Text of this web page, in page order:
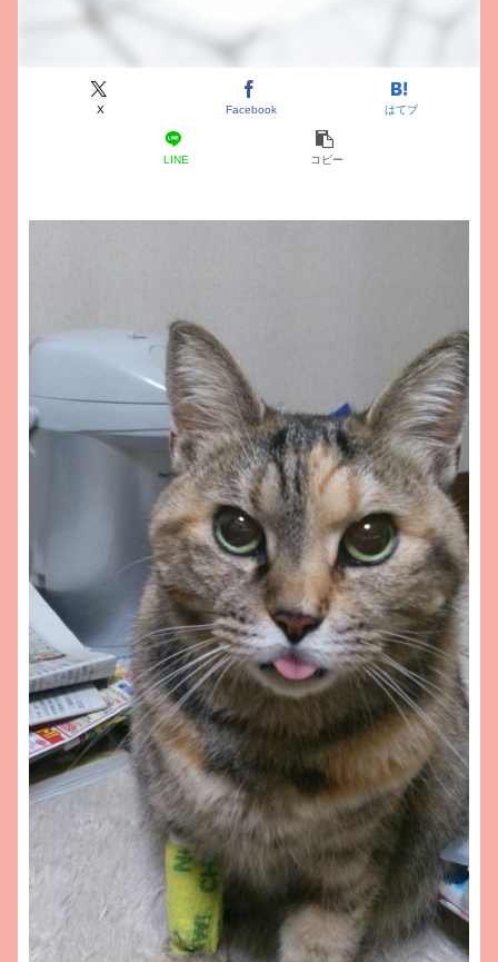
X Facebook はてブ
LINE コピー